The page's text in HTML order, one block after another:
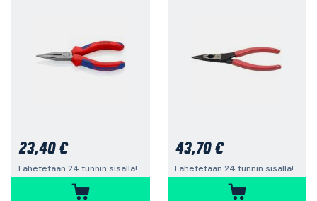
23,40 €
Lähetetään 24 tunnin sisällä!
43,70 €
Lähetetään 24 tunnin sisällä!